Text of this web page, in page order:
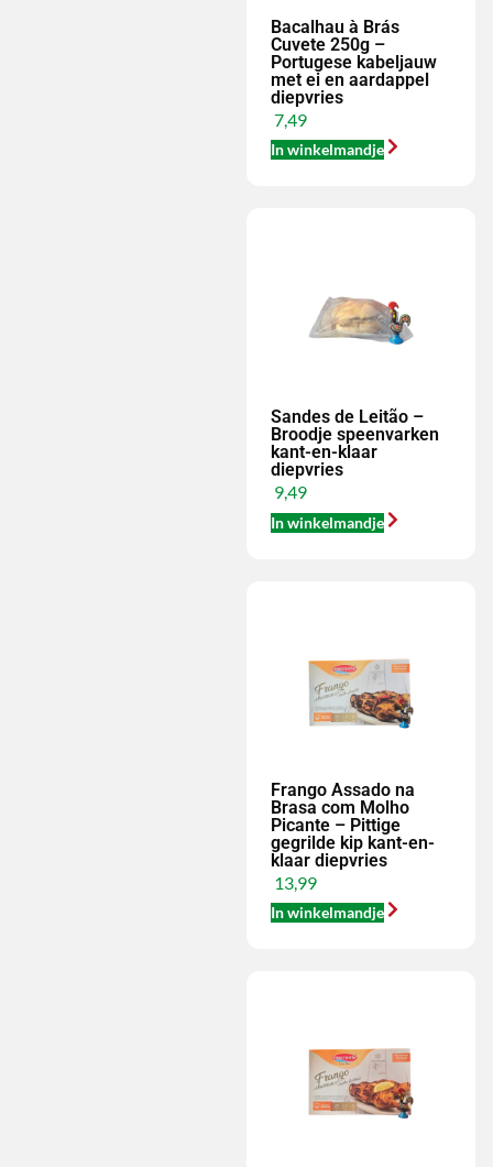
Bacalhau à Brás
Cuvete 250g –
Portugese kabeljauw
met ei en aardappel
diepvries
7,49
In winkelmandje
Sandes de Leitão –
Broodje speenvarken
kant-en-klaar
diepvries
9,49
In winkelmandje
Frango Assado na
Brasa com Molho
Picante – Pittige
gegrilde kip kant-en-
klaar diepvries
13,99
In winkelmandje